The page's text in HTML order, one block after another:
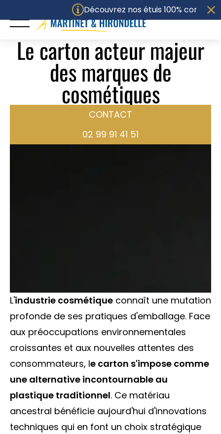
Découvrez nos étuis 100%
ACCUEIL
UNIVERS
PACKAGING
SAVOIR-FAIRE
Contact
Recrutement
Nous situer
Le carton acteur majeur
des marques de
cosmétiques
CONTACT
02 99 91 41 51
L'industrie cosmétique connaît une mutation
profonde de ses pratiques d'emballage. Face
aux préoccupations environnementales
croissantes et aux nouvelles attentes des
consommateurs, le carton s'impose comme
une alternative incontournable au
plastique traditionnel. Ce matériau
ancestral bénéficie aujourd'hui d'innovations
techniques qui en font un choix stratégique